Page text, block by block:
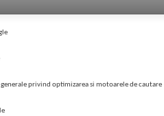
privind optimizarea si motoarele de cautare